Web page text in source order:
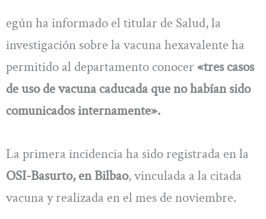
egún ha informado el titular de Salud, la
investigación sobre la vacuna hexavalente ha
permitido al departamento conocer«tres casos
de uso de vacuna caducada que no habían sido
comunicados internamente».
La primera incidencia ha sido registrada en la
OSI-Basurto, en Bilbao, vinculada a la citada
vacuna y realizada en el mes de noviembre.